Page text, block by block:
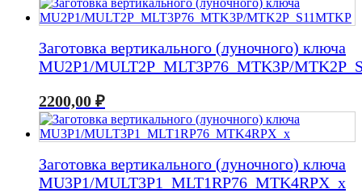
Заготовка вертикального (луночного) ключа
MU2P1/MULT2P_MLT3P76_MTK3P/
2200,00 ₽
Заготовка вертикального (луночного) ключа
MU3P1/MULT3P1_MLT1RP76_MTK4RPX_x